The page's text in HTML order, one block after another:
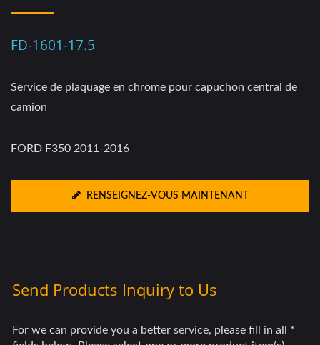
FD-1601-17.5
Service de plaquage en chrome pour capuchon central de
camion
FORD F350 2011-2016
RENSEIGNEZ-VOUS MAINTENANT